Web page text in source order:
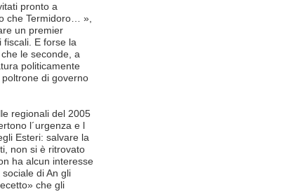
pronto a
che Termidoro… »,
un premier
fiscali. E forse la
le seconde, a
politicamente
di governo
regionali del 2005
l´urgenza e l
Esteri: salvare la
non si è ritrovato
ha alcun interesse
di An gli
che gli